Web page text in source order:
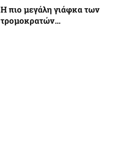
Η πιο μεγάλη γιάφκα των
τρομοκρατών…